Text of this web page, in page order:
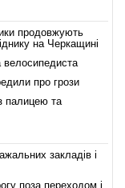
продовжують
на Черкащині
велосипедиста
про грози
палицею та
закладів і
поза переходом і